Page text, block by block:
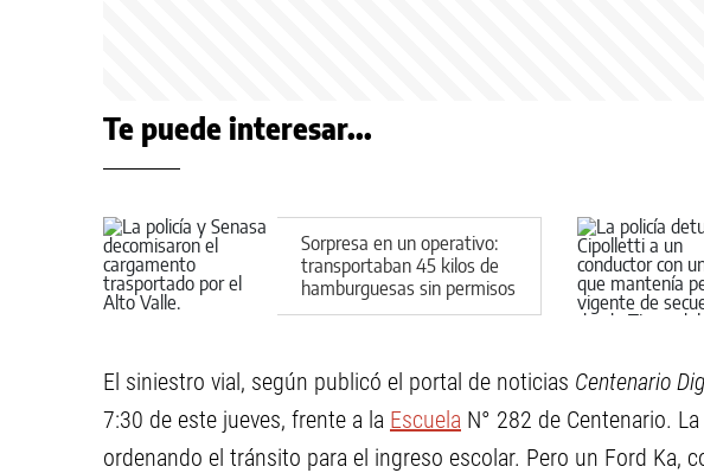
Te puede interesar...
Sorpresa en un operativo:
transportaban 45 kilos de
hamburguesas sin permisos
por ruta 22
El siniestro vial, según publicó el portal de noticias Centenario
7:30 de este jueves, frente a la Escuela N° 282 de Centenario.
ordenando el tránsito para el ingreso escolar. Pero un Ford Ka,